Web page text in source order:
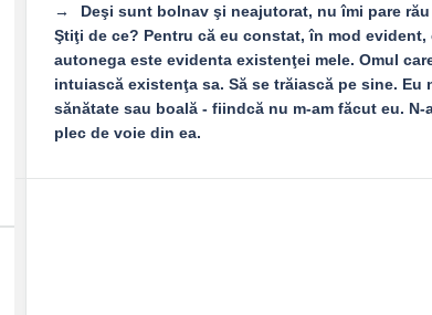
Deşi sunt bolnav şi neajutorat, nu îmi pare
Ştiţi de ce? Pentru că eu constat, în mod
autonega este evidenta existenţei mele. Omul
intuiască existenţa sa. Să se trăiască pe sine.
sănătate sau boală - fiindcă nu m-am făcut eu.
plec de voie din ea.